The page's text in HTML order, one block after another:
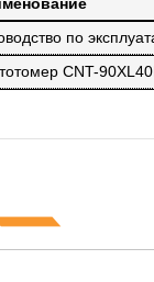
по
CNT-